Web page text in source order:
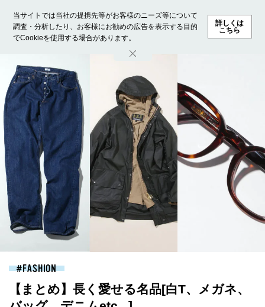
当サイトでは当社の提携先等がお客様のニーズ等について
調査・分析したり、お客様にお勧めの広告を表示する目的
でCookieを使用する場合があります。
詳しくは
こちら
ホーム モデル募集 ランキング ファッション ビューテ
FASHION
【まとめ】長く愛せる名品[白T、メガネ、